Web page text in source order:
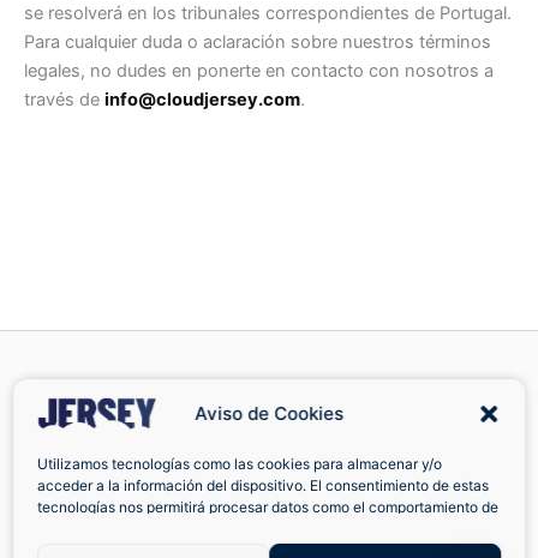
Aviso de Cookies
Utilizamos tecnologías como las cookies para almacenar y/o
acceder a la información del dispositivo. El consentimiento de estas
tecnologías nos permitirá procesar datos como el comportamiento de
retirar el consentimiento, puede afectar negativamente a ciertas
se resolverá en los tribunales correspondientes de Portugal.
Para cualquier duda o aclaración sobre nuestros términos
legales, no dudes en ponerte en contacto con nosotros a
través de info@cloudjersey.com.
Cambios y
devoluciones
Facebook